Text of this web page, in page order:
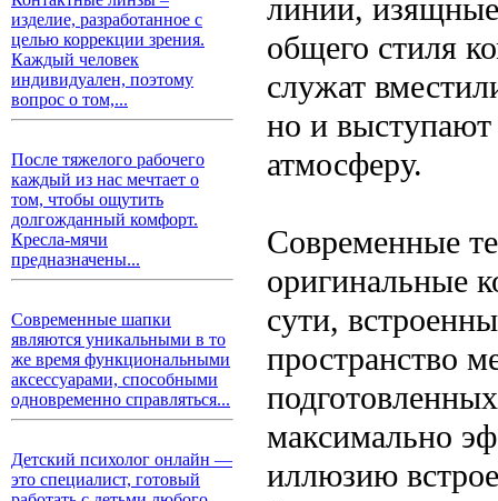
изделие, разработанное с
целью коррекции зрения.
Каждый человек
индивидуален, поэтому
вопрос о том,...
После тяжелого рабочего
каждый из нас мечтает о
том, чтобы ощутить
долгожданный комфорт.
Кресла-мячи
предназначены...
Современные шапки
являются уникальными в то
же время функциональными
аксессуарами, способными
одновременно справляться...
Детский психолог онлайн —
это специалист, готовый
линии,
общего стиля
служат
но и выступают
атмосферу.
Современные
оригинальные
сути,
пространство
максимально
иллюзию